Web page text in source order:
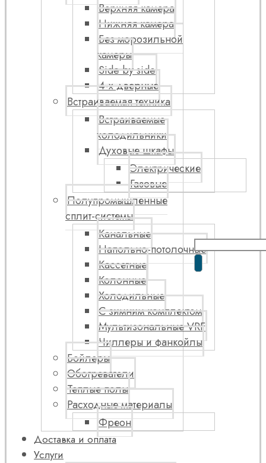
Верхняя камера
Нижняя камера
Без морозильной
камеры
Side by side
4-х дверные
Встраиваемая техника
Встраиваемые
холодильники
Духовые шкафы
Электрические
Газовые
Полупромышленные
сплит-системы
Канальные
Напольно-потолочные
Кассетные
Колонные
Холодильные
С зимним комплектом
Мультизональные VRF
Чиллеры и фанкойлы
Бойлеры
Обогреватели
Теплые полы
Расходные материалы
Фреон
Доставка и оплата
Услуги